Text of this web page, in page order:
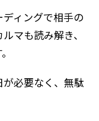
ィングで相手の
マも読み解き、
必要なく、無駄